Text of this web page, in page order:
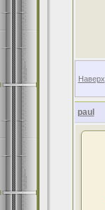
Наверх
paul